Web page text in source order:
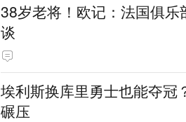
38岁老将！欧记：法国俱
谈
埃利斯换库里勇士也能夺冠
碾压